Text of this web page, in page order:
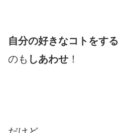
自分の好きなコトをする
のも しあわせ ！